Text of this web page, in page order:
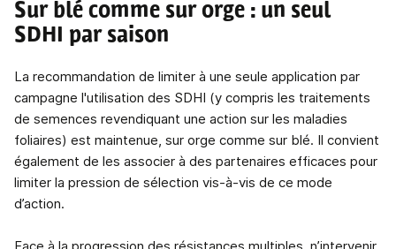
Sur blé comme sur orge : un seul
SDHI par saison
La recommandation de limiter à une seule application par
campagne l'utilisation des SDHI (y compris les traitements
de semences revendiquant une action sur les maladies
foliaires) est maintenue, sur orge comme sur blé. Il convient
également de les associer à des partenaires efficaces pour
limiter la pression de sélection vis-à-vis de ce mode
d’action.